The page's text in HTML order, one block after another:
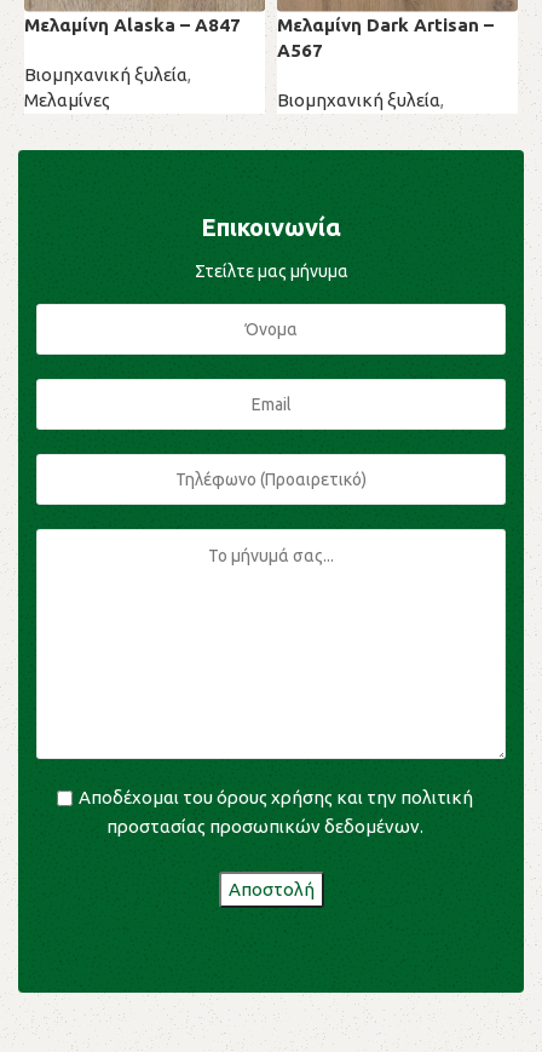
Μελαμίνη Alaska – A847
Βιομηχανική ξυλεία,
Μελαμίνες
Μελαμίνη Dark Artisan –
A567
Βιομηχανική ξυλεία,
Μελαμίνες
Επικοινωνία
Στείλτε μας μήνυμα
Αποδέχομαι τουόρους χρήσης και την πολιτική
προστασίας προσωπικών δεδομένων.